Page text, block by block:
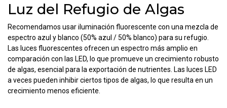
Luz del Refugio de Algas
Recomendamos usar iluminación fluorescente con una mezcla de
espectro azul y blanco (50% azul / 50% blanco) para su refugio.
Las luces fluorescentes ofrecen un espectro más amplio en
comparación con las LED, lo que promueve un crecimiento robusto
de algas, esencial para la exportación de nutrientes. Las luces LED
a veces pueden inhibir ciertos tipos de algas, lo que resulta en un
crecimiento menos eficiente.